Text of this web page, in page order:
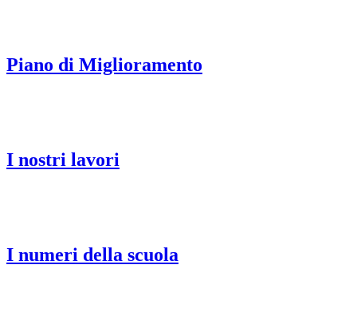
Piano di Miglioramento
I nostri lavori
I numeri della scuola